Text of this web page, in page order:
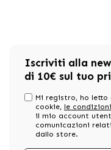
Iscriviti alla
di 10€ sul tuo
Mi registro, ho
cookie, le
il mio account
comunicazioni
dallo store.